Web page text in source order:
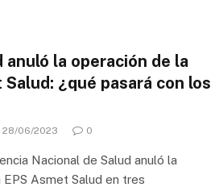
anuló la operación de la
Salud: ¿qué pasará con los
28/06/2023 0
Nacional de Salud anuló la
Asmet Salud en tres